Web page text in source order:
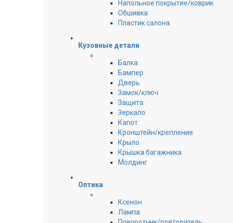
Напольное покрытие/коврик
Обшивка
Пластик салона
Кузовные детали
Балка
Бампер
Дверь
Замок/ключ
Защита
Зеркало
Капот
Кронштейн/крепление
Крыло
Крышка багажника
Молдинг
Оптика
Ксенон
Лампа